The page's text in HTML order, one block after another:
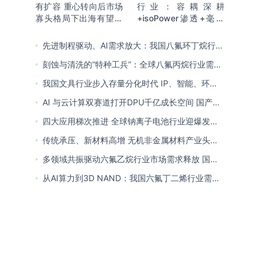
有扩容 重心转向后市场
寡头格局下出海有望持
行业：容耦深耕
+isoPower渗透+毫米
球引领迈进
先进制程驱动、AI需求放大：我国八氟环丁烷行业
需求爆发与国产替代进程
刻蚀与清洗的“特种工兵”：全球八氟丙烷行业需求
释放 国产初露锋芒
我国文具行业步入存量分化时代 IP、智能、环保
成企业构建核心竞争力关键
AI 与云计算双赛道打开DPU千亿成长空间 国产厂
商突破技术壁垒迎替代窗口期
四大应用梯次推进 全球钠离子电池行业迎爆发窗
口 中国全链规模化落地领跑商业化
传统承压、新材料高增 无机非金属材料产业头部
向一体化延伸 低碳高能创新转型提速
多领域共振驱动六氟乙烷行业市场需求释放 国产
替代已基本完成
从AI算力到3D NAND：我国六氟丁二烯行业需求